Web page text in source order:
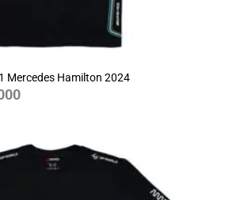
Mercedes Hamilton 2024